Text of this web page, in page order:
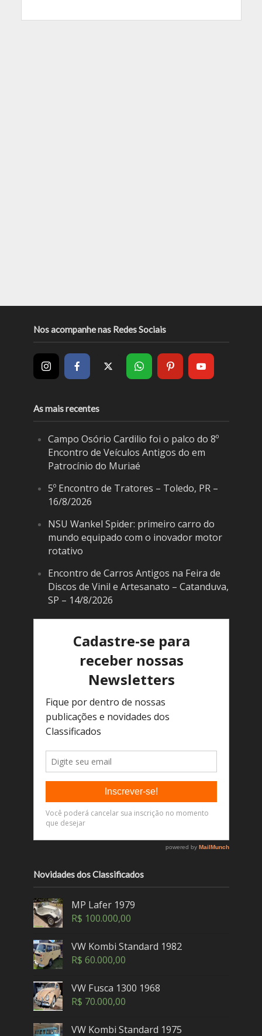
Nos acompanhe nas Redes Sociais
As mais recentes
Campo Osório Cardilio foi o palco do 8º
Encontro de Veículos Antigos do em
Patrocínio do Muriaé
5º Encontro de Tratores – Toledo, PR –
16/8/2026
NSU Wankel Spider: primeiro carro do
mundo equipado com o inovador motor
rotativo
Encontro de Carros Antigos na Feira de
Discos de Vinil e Artesanato – Catanduva,
SP – 14/8/2026
Novidades dos Classificados
MP Lafer 1979
R$ 100.000,00
VW Kombi Standard 1982
R$ 60.000,00
VW Fusca 1300 1968
R$ 70.000,00
VW Kombi Standard 1975